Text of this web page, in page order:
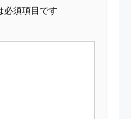
必須項目です